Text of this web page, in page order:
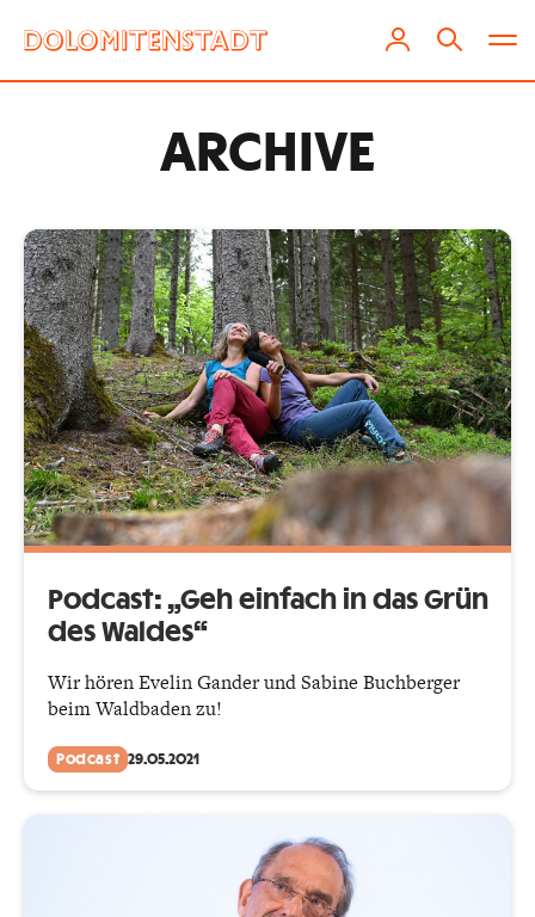
ARCHIVE
Podcast: „Geh einfach in das Grün
des Waldes“
Wir hören Evelin Gander und Sabine Buchberger
beim Waldbaden zu!
Podcast 29.05.2021